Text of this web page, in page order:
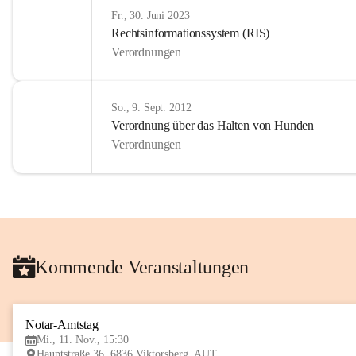
Fr., 30. Juni 2023
Rechtsinformationssystem (RIS)
Verordnungen
So., 9. Sept. 2012
Verordnung über das Halten von Hunden
Verordnungen
Kommende Veranstaltungen
Notar-Amtstag
Mi., 11. Nov., 15:30